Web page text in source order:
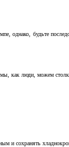
будьте
как люди, можем
и сохранять